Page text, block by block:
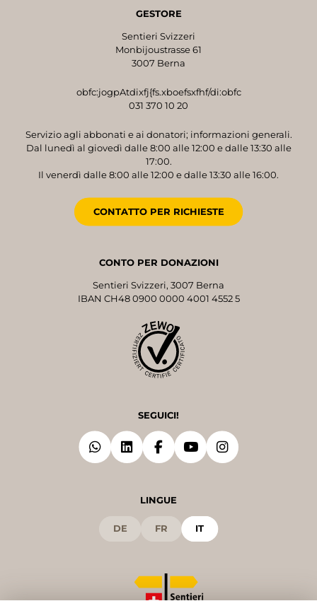
GESTORE
Sentieri Svizzeri
Monbijoustrasse 61
3007 Berna
obfc:jogpAtdixfj{fs.xboefsxfhf/di:obfc
031 370 10 20
Servizio agli abbonati e ai donatori; informazioni generali.
Dal lunedì al giovedì dalle 8:00 alle 12:00 e dalle 13:30 alle
17:00.
Il venerdì dalle 8:00 alle 12:00 e dalle 13:30 alle 16:00.
CONTATTO PER RICHIESTE
CONTO PER DONAZIONI
Sentieri Svizzeri, 3007 Berna
IBAN CH48 0900 0000 4001 4552 5
SEGUICI!
LINGUE
DE FR IT